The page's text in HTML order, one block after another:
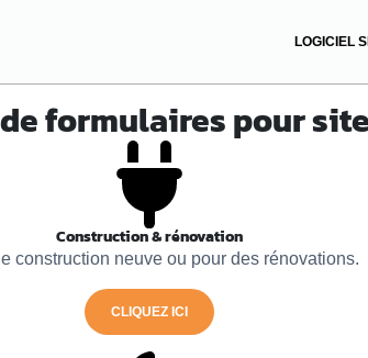
LOGICIEL
formulaires pour
Construction & rénovation
construction neuve ou pour des rénovations.
CLIQUEZ ICI